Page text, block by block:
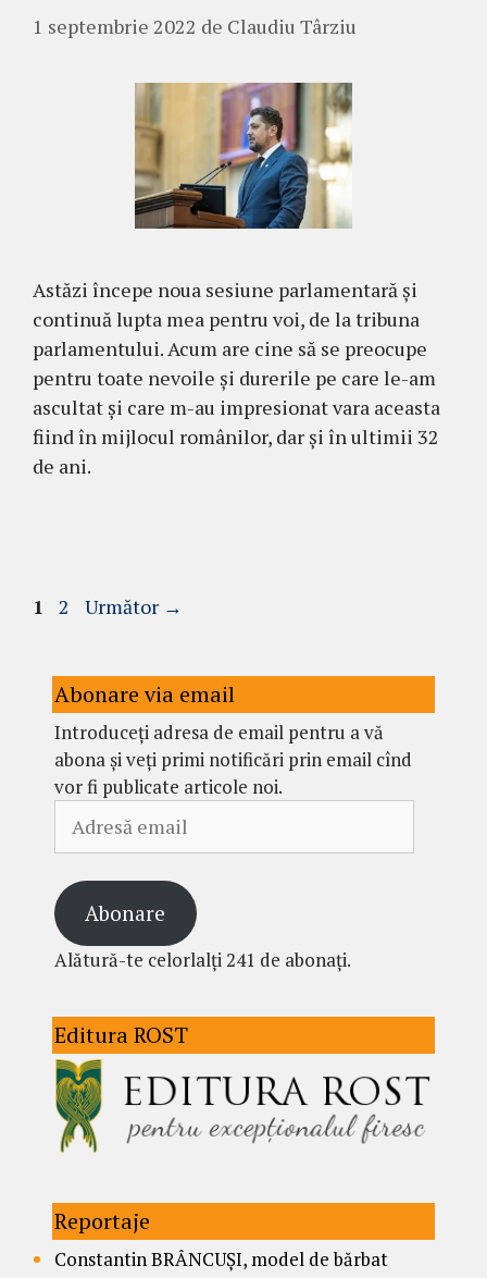
1 septembrie 2022 de Claudiu Târziu
Astăzi începe noua sesiune parlamentară și
continuă lupta mea pentru voi, de la tribuna
parlamentului. Acum are cine să se preocupe
pentru toate nevoile și durerile pe care le-am
ascultat și care m-au impresionat vara aceasta
fiind în mijlocul românilor, dar și în ultimii 32
de ani.
Pagina
1 Pagina
2 Următor →
Abonare via email
Introduceți adresa de email pentru a vă
abona și veți primi notificări prin email cînd
vor fi publicate articole noi.
email
Abonare
Alătură-te celorlalți 241 de abonați.
Editura ROST
Reportaje
Constantin BRÂNCUȘI, model de bărbat